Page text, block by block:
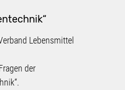
Lebensmittel
der